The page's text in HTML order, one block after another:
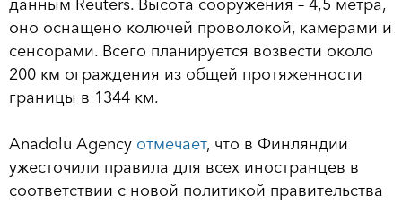
данным Reuters. Высота сооружения – 4,5 метра,
оно оснащено колючей проволокой, камерами и
сенсорами. Всего планируется возвести около
200 км ограждения из общей протяженности
границы в 1344 км.
Anadolu Agency отмечает, что в Финляндии
ужесточили правила для всех иностранцев в
соответствии с новой политикой правительства